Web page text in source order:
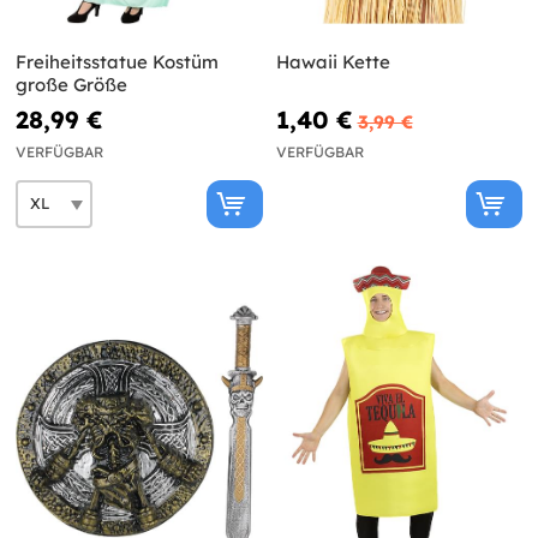
Freiheitsstatue Kostüm
große Größe
28,99 €
VERFÜGBAR
Hawaii Kette
1,40 € 3,99 €
VERFÜGBAR